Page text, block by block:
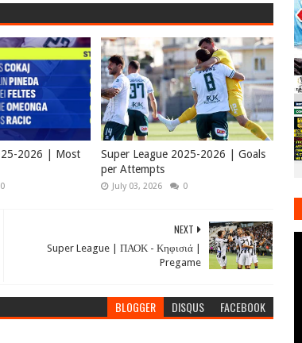
2026 | Most
0
Super League 2025-2026 | Goals
per Attempts
July 03, 2026 0
NEXT
Super League | ΠΑΟΚ - Κηφισιά |
Pregame
BLOGGER DISQUS FACEBOOK